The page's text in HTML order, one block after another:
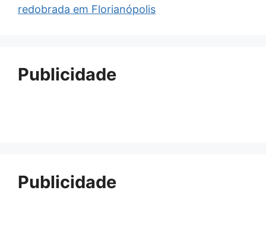
redobrada em Florianópolis
Publicidade
Publicidade